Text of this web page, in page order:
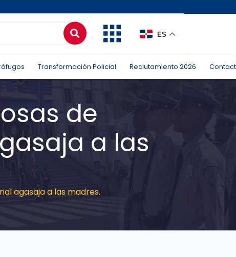
ES
Transformación Policial Reclutamiento 2026
de
a las
agasaja a las madres.